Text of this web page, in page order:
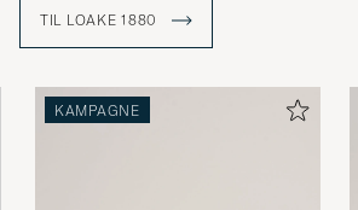
Den samlede produktionstid på et par
er hele 8 uger, hvor hver sko laves med
med en randsøm og fremstilles af de
metoder tilgængeligt.
TIL LOAKE 1880
KAMPAGNE